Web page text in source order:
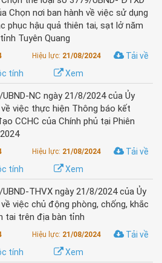
Chọn nơi ban hành về việc sử dụng
phục hậu quả thiên tai, sạt lở năm
Tuyên Quang
Hiệu lực: 21/08/2024
Tải về
Xem
tính
NC ngày 21/8/2024 của Ủy
việc thực hiện Thông báo kết
CCHC của Chính phủ tại Phiên
Hiệu lực: 21/08/2024
Tải về
Xem
tính
THVX ngày 21/8/2024 của Ủy
việc chủ động phòng, chống, khắc
tai trên địa bàn tỉnh
Hiệu lực: 21/08/2024
Tải về
Xem
tính